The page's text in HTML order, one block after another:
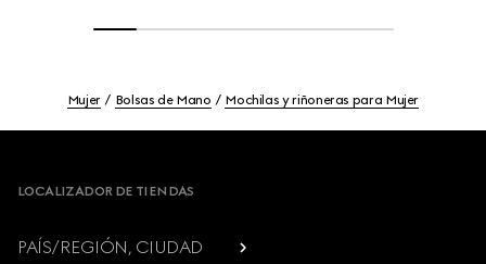
Mujer Bolsas de Mano Mochilas y riñoneras para Mujer
LOCALIZADOR DE TIENDAS
PAÍS/REGIÓN, CIUDAD